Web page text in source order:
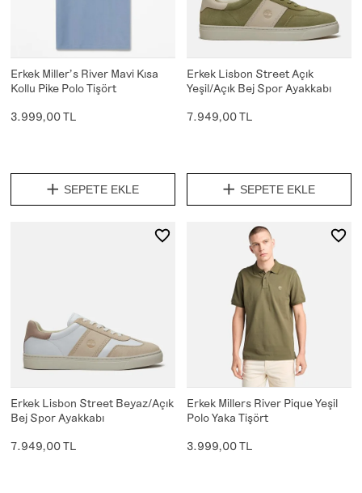
Erkek Miller's River Mavi Kısa
Kollu Pike Polo Tişört
3.999,00 TL
SEPETE EKLE
Erkek Lisbon Street Açık
Yeşil/Açık Bej Spor Ayakkabı
7.949,00 TL
SEPETE EKLE
Erkek Lisbon Street Beyaz/Açık
Bej Spor Ayakkabı
7.949,00 TL
Erkek Millers River Pique Yeşil
Polo Yaka Tişört
3.999,00 TL